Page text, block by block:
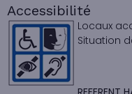
Accessibilité
Locaux
Situation